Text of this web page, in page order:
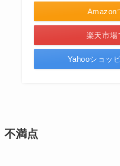
Amazon
楽天市場
Yahooショッ
不満点